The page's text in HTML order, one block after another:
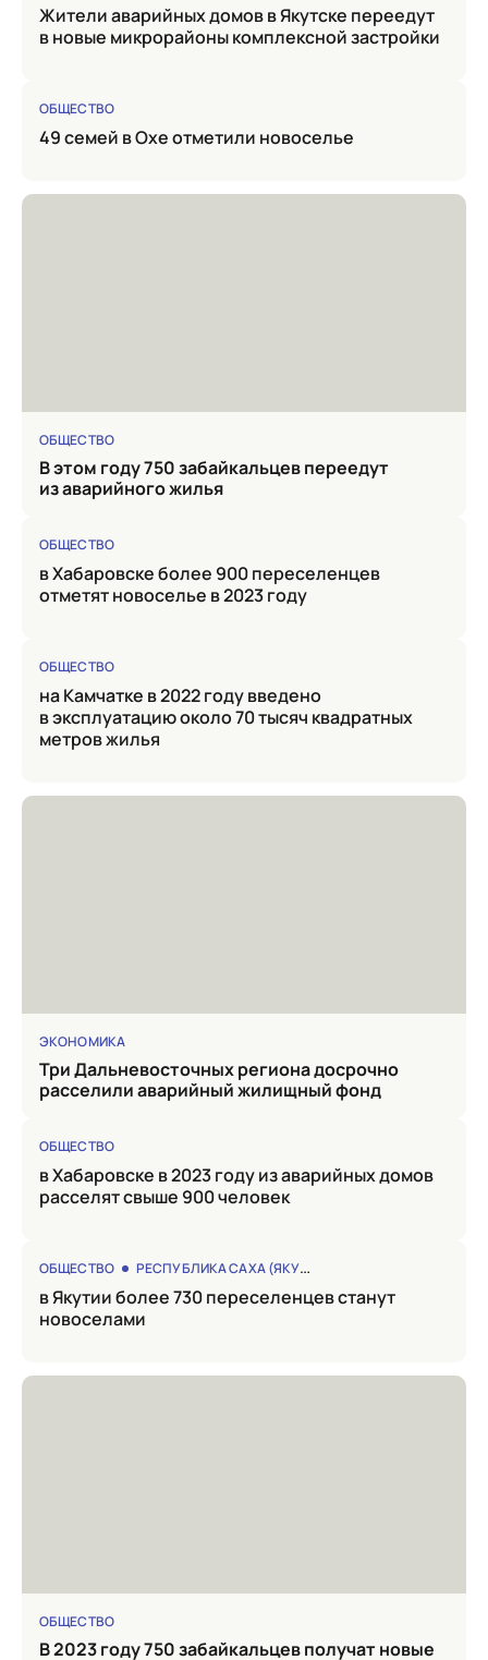
Жители аварийных домов в Якутске переедут
в новые микрорайоны комплексной застройки
ОБЩЕСТВО
49 семей в Охе отметили новоселье
ОБЩЕСТВО
в этом году 750 забайкальцев переедут
из аварийного жилья
ОБЩЕСТВО
в Хабаровске более 900 переселенцев
отметят новоселье в 2023 году
ОБЩЕСТВО
на Камчатке в 2022 году введено
в эксплуатацию около 70 тысяч квадратных
метров жилья
ЭКОНОМИКА
Три Дальневосточных региона досрочно
расселили аварийный жилищный фонд
ОБЩЕСТВО
в Хабаровске в 2023 году из аварийных домов
расселят свыше 900 человек
ОБЩЕСТВО РЕСПУБЛИКА САХА (ЯКУТИЯ)
в Якутии более 730 переселенцев станут
новоселами
ОБЩЕСТВО
в 2023 году 750 забайкальцев получат новые